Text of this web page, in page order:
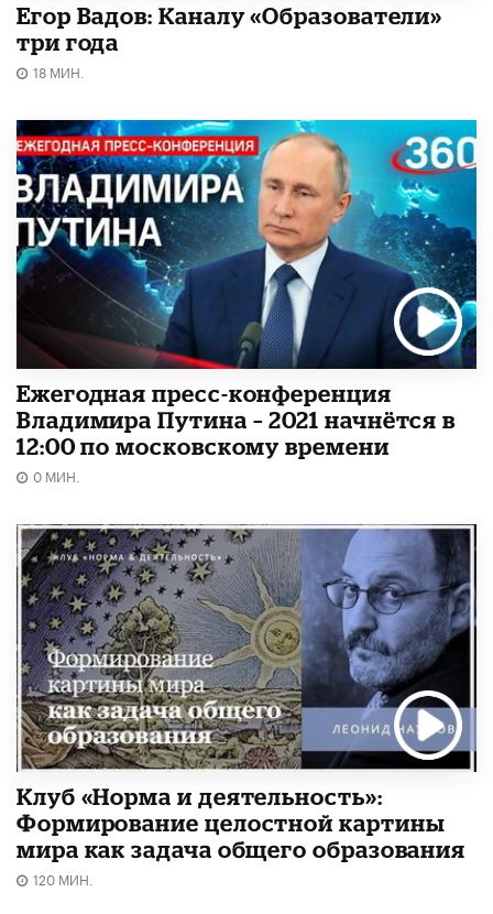
Егор Вадов: Каналу «Образователи»
три года
18 МИН.
Ежегодная пресс-конференция
Владимира Путина – 2021 начнётся в
12:00 по московскому времени
0 МИН.
Клуб «Норма и деятельность»:
Формирование целостной картины
мира как задача общего образования
120 МИН.